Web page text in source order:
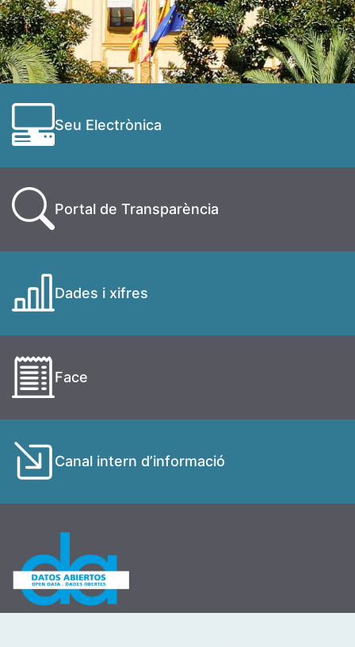
Seu Electrònica
Portal de Transparència
Dades i xifres
Face
Canal intern d’informació